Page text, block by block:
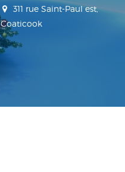
311 rue Saint-Paul est,
Coaticook